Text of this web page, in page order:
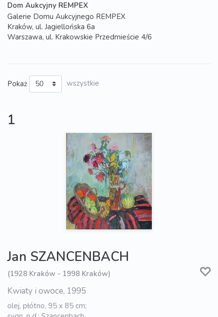
Dom Aukcyjny REMPEX
Galerie Domu Aukcyjnego REMPEX
Kraków, ul. Jagiellońska 6a
Warszawa, ul. Krakowskie Przedmieście 4/6
Pokaż wszystkie
1
Jan SZANCENBACH
(1928 Kraków - 1998 Kraków)
Kwiaty i owoce, 1995
olej, płótno, 95 x 85 cm;